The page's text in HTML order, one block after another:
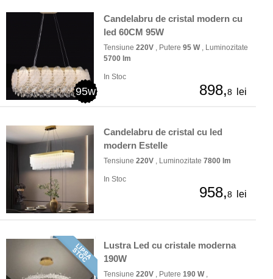
95w
Candelabru de cristal modern cu
led 60CM 95W
Tensiune 220V , Putere 95 W, Luminozitate
5700 lm
In Stoc
898,8 lei
Candelabru de cristal cu led
modern Estelle
Tensiune 220V , Luminozitate 7800 lm
In Stoc
958,8 lei
Lustra Led cu cristale moderna
190W
Tensiune 220V , Putere 190 W,